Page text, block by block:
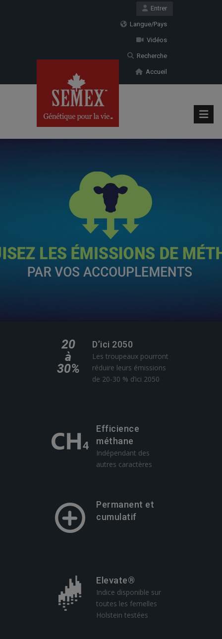
Entrer
Langue/Pays
Vidéos
Recherche
Accueil
D’ici 2050
Les troupeaux pourront
réduire leurs émissions
de 20-30 % d’ici 2050
Efficience
méthane
Indépendant des
autres caractères
Permanent et
cumulatif
Elevate®
Indice disponible sur
toutes les femelles
Holstein testées